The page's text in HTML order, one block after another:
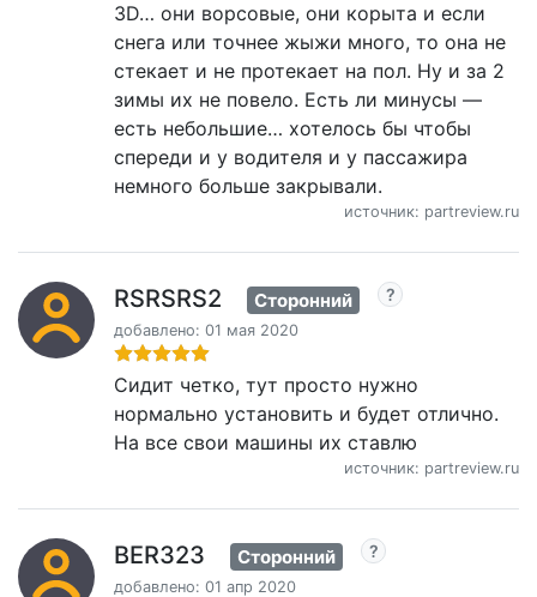
3D… они ворсовые, они корыта и если
снега или точнее жыжи много, то она не
стекает и не протекает на пол. Ну и за 2
зимы их не повело. Есть ли минусы —
есть небольшие… хотелось бы чтобы
спереди и у водителя и у пассажира
немного больше закрывали.
источник: partreview.ru
RSRSRS2 Сторонний
добавлено: 01 мая 2020
Сидит четко, тут просто нужно
нормально установить и будет отлично.
На все свои машины их ставлю
источник: partreview.ru
BER323 Сторонний
добавлено: 01 апр 2020